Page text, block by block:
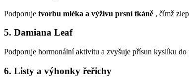
Podporuje tvorbu mléka a výživu prsní tkáně , čímž
5. Damiana Leaf
Podporuje hormonální aktivitu a zvyšuje přísun kyslíku do
6. Listy a výhonky řeřichy